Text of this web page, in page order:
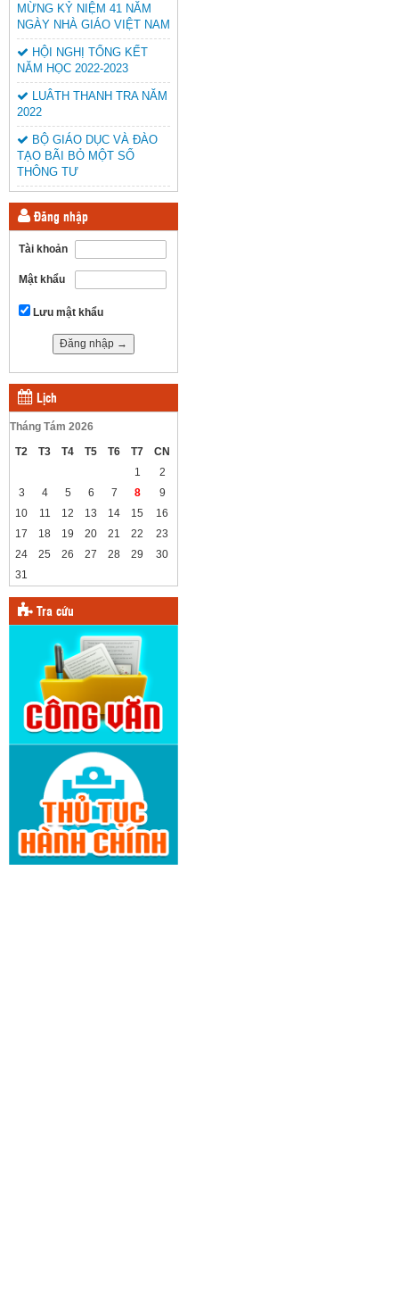
MỪNG KỶ NIỆM 41 NĂM
NGÀY NHÀ GIÁO VIỆT NAM
HỘI NGHỊ TỔNG KẾT
NĂM HỌC 2022-2023
LUÂTH THANH TRA NĂM
2022
BỘ GIÁO DỤC VÀ ĐÀO
TẠO BÃI BỎ MỘT SỐ
THÔNG TƯ
Đăng nhập
Tài khoản
Mật khẩu
Lưu mật khẩu
Lịch
Tháng Tám 2026
T2
T3 T4 T5 T6 T7
CN
1
2
3
4 5 6 7 8
9
10
11 12 13 14 15
16
17
18 19 20 21 22
23
24
25 26 27 28 29
30
31
Tra cứu